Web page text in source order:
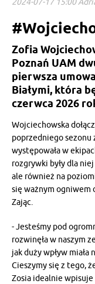
Zofia
Poznań UAM
pierwsza
Białymi, która
czerwca 2026
Wojciechowska
poprzedniego sezonu
występowała w
rozgrywki były dla
ale również na
się ważnym ogniwem
Zając.
- Jesteśmy pod
rozwinęła w naszym
jak duży wpływ miała
Cieszymy się z tego,
Zosia idealnie